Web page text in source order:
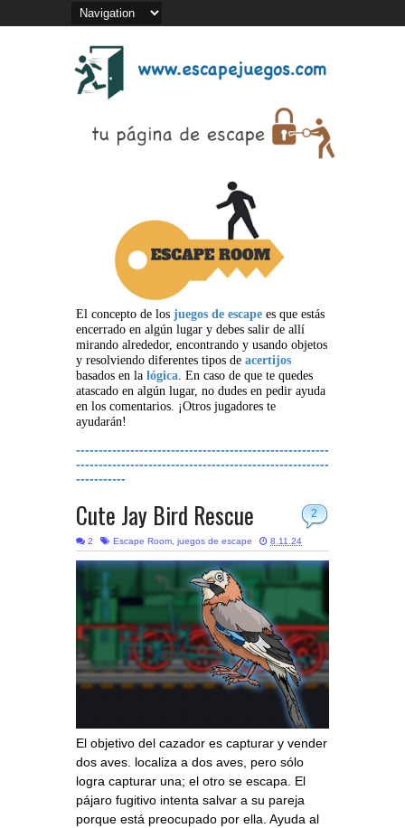
El concepto de los juegos de escape es que estás
encerrado en algún lugar y debes salir de allí
mirando alrededor, encontrando y usando objetos
y resolviendo diferentes tipos de acertijos
basados en la lógica. En caso de que te quedes
atascado en algún lugar, no dudes en pedir ayuda
en los comentarios. ¡Otros jugadores te
ayudarán!
--------------------------------------------------------
--------------------------------------------------------
-----------
2
Cute Jay Bird Rescue
2 Escape Room, juegos de escape 8.11.24
El objetivo del cazador es capturar y vender
dos aves. localiza a dos aves, pero sólo
logra capturar una; el otro se escapa. El
pájaro fugitivo intenta salvar a su pareja
porque está preocupado por ella. Ayuda al